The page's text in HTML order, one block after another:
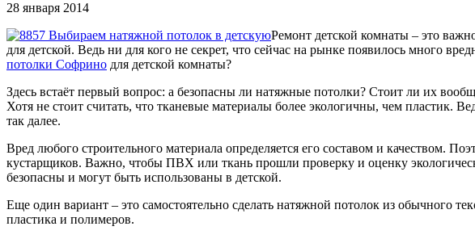
28 января 2014
Ремонт детской комнаты – это
для детской. Ведь ни для кого не секрет, что сейчас на рынке появилось много
потолки Софрино для детской комнаты?
Здесь встаёт первый вопрос: а безопасны ли натяжные потолки? Стоит ли их
Хотя не стоит считать, что тканевые материалы более экологичны, чем пластик.
так далее.
Вред любого строительного материала определяется его составом и качеством.
кустарщиков. Важно, чтобы ПВХ или ткань прошли проверку и оценку
безопасны и могут быть использованы в детской.
Еще один вариант – это самостоятельно сделать натяжной потолок из обычного
пластика и полимеров.